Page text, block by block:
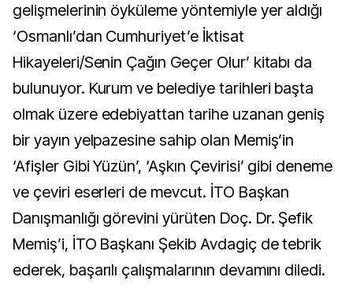
gelişmelerinin öyküleme yöntemiyle yer aldığı
‘Osmanlı’dan Cumhuriyet’e İktisat
Hikayeleri/Senin Çağın Geçer Olur’ kitabı da
bulunuyor. Kurum ve belediye tarihleri başta
olmak üzere edebiyattan tarihe uzanan geniş
bir yayın yelpazesine sahip olan Memiş’in
‘Afişler Gibi Yüzün’, ‘Aşkın Çevirisi’ gibi deneme
ve çeviri eserleri de mevcut. İTO Başkan
Danışmanlığı görevini yürüten Doç. Dr. Şefik
Memiş’i, İTO Başkanı Şekib Avdagiç de tebrik
ederek, başarılı çalışmalarının devamını diledi.